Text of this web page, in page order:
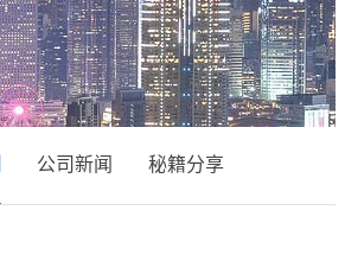
公司新闻 秘籍分享